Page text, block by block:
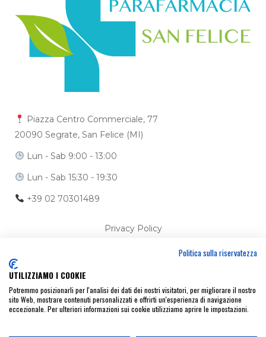
Piazza Centro Commerciale, 77
20090 Segrate, San Felice (MI)
Lun - Sab 9:00 - 13:00
Lun - Sab 15:30 - 19:30
+39 02 70301489
Privacy Policy
Ci trovi anche su
Politica sulla riservatezza
UTILIZZIAMO I COOKIE
Potremmo posizionarli per l'analisi dei dati dei nostri visitatori, per migliorare il nostro
sito Web, mostrare contenuti personalizzati e offrirti un'esperienza di navigazione
eccezionale. Per ulteriori informazioni sui cookie utilizziamo aprire le impostazioni.